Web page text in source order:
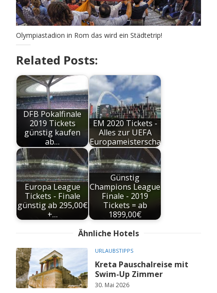
Olympiastadion in Rom das wird ein Städtetrip!
Related Posts:
DFB Pokalfinale
2019 Tickets
günstig kaufen
ab…
EM 2020 Tickets -
Alles zur UEFA
Europameisterschaft
Europa League
Tickets - Finale
günstig ab 295,00€
+…
Günstig
Champions League
Finale - 2019
Tickets = ab
1899,00€
Ähnliche Hotels
URLAUBSTIPPS
Kreta Pauschalreise mit
Swim-Up Zimmer
30. Mai 2026